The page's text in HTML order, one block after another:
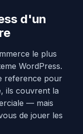
d'un
le plus
WordPress.
reference pour
ils couvrent la
— mais
de jouer les